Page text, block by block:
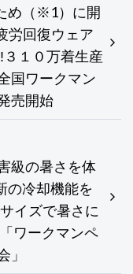
め（※1）に開
労回復ウェア
１０万着生産
国ワークマン
売開始
級の暑さを体
の冷却機能を
イズで暑さに
ワークマンペ
」